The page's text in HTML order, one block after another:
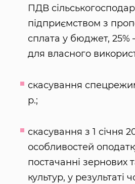
ПДВ
підприємством з
сплата у бюджет, 25%
для власного
скасування
р.;
скасування з 1 січня
особливостей
постачанні зернових
культур, у результаті